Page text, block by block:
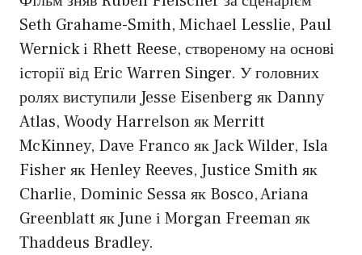
Seth Grahame-Smith, Michael Lesslie, Paul
Wernick і Rhett Reese, створеному на основі
історії від Eric Warren Singer. У головних
ролях виступили Jesse Eisenberg як Danny
Atlas, Woody Harrelson як Merritt
McKinney, Dave Franco як Jack Wilder, Isla
Fisher як Henley Reeves, Justice Smith як
Charlie, Dominic Sessa як Bosco, Ariana
Greenblatt як June і Morgan Freeman як
Thaddeus Bradley.